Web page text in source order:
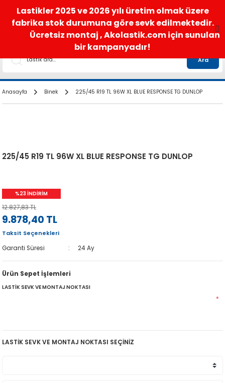
satis@akolastik.com 0 850 285 63 85
Ara
Anasayfa Binek 225/45 R19 TL 96W XL BLUE RESPONSE TG DUNLOP
225/45 R19 TL 96W XL BLUE RESPONSE TG DUNLOP
%23 İNDİRİM
12.827,83 TL
9.878,40 TL
Taksit Seçenekleri
Garanti Süresi
24 Ay
Ürün Sepet İşlemleri
LASTİK SEVK VE MONTAJ NOKTASI
*
LASTİK SEVK VE MONTAJ NOKTASI SEÇİNİZ
Lastikler 2025 ve 2026 yılı üretim olmak üzere
fabrika stok durumuna göre sevk edilmektedir.
Ücretsiz montaj , Akolastik.com için sunulan
bir kampanyadır!